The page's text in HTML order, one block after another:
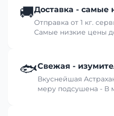
🚚Доставка - самые
Отправка от 1 кг.
Самые низкие цены
🐟Свежая -
Вкуснейшая
меру подсушена - В